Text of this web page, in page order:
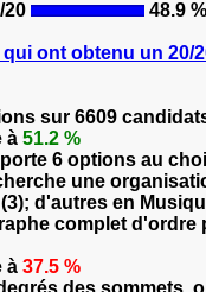
20
48.9 %
ont obtenu un 20/
sur 6609
à 51.2 %
6 options au
une
d'autres en
complet d'ordre
à 37.5 %
des sommets,